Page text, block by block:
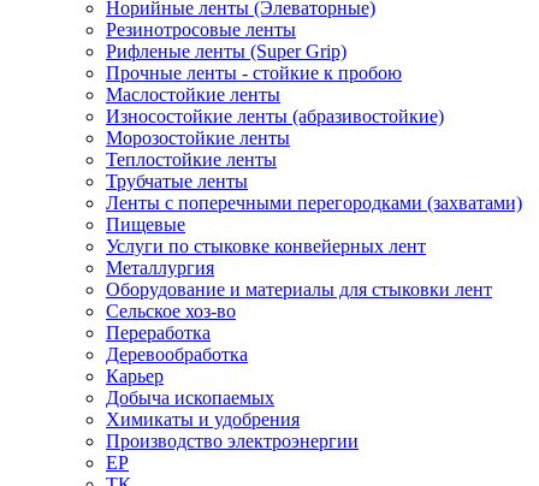
Норийные ленты (Элеваторные)
Резинотросовые ленты
Рифленые ленты (Super Grip)
Прочные ленты - стойкие к пробою
Маслостойкие ленты
Износостойкие ленты (абразивостойкие)
Морозостойкие ленты
Теплостойкие ленты
Трубчатые ленты
Ленты с поперечными перегородками (захватами)
Пищевые
Услуги по стыковке конвейерных лент
Металлургия
Оборудование и материалы для стыковки лент
Сельское хоз-во
Переработка
Деревообработка
Карьер
Добыча ископаемых
Химикаты и удобрения
Производство электроэнергии
EP